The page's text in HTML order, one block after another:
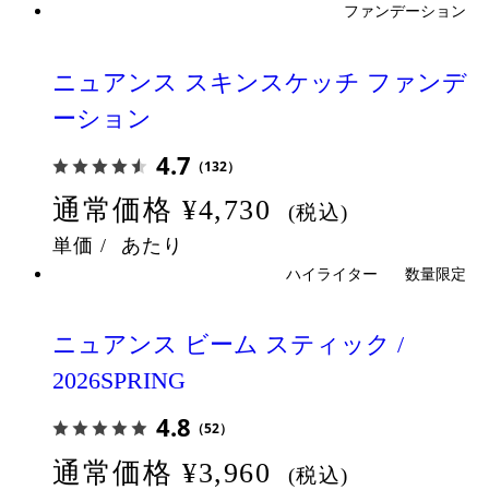
ファンデーション
ニュアンス スキンスケッチ ファンデ
ーション
4.7 （132）
通常価格 ¥4,730 (税込)
単価 / あたり
ハイライター 数量限定
ニュアンス ビーム スティック /
2026SPRING
4.8 （52）
通常価格 ¥3,960 (税込)